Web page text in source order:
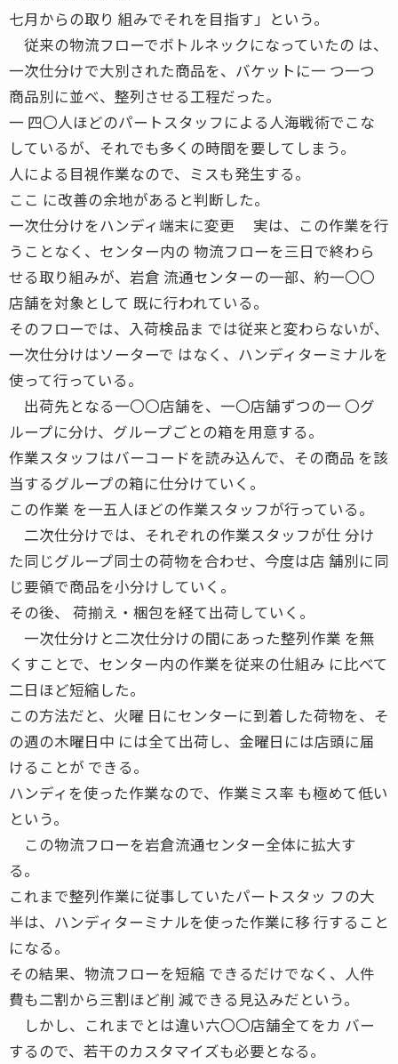
七月からの取り 組みでそれを目指す」という。
従来の物流フローでボトルネックになっていたの は、
一次仕分けで大別された商品を、バケットに一 つ一つ
商品別に並べ、整列させる工程だった。
一 四〇人ほどのパートスタッフによる人海戦術でこな
しているが、それでも多くの時間を要してしまう。
人による目視作業なので、ミスも発生する。
ここ に改善の余地があると判断した。
一次仕分けをハンディ端末に変更 実は、この作業を行
うことなく、センター内の 物流フローを三日で終わら
せる取り組みが、岩倉 流通センターの一部、約一〇〇
店舗を対象として 既に行われている。
そのフローでは、入荷検品ま では従来と変わらないが、
一次仕分けはソーターで はなく、ハンディターミナルを
使って行っている。
出荷先となる一〇〇店舗を、一〇店舗ずつの一 〇グ
ループに分け、グループごとの箱を用意する。
作業スタッフはバーコードを読み込んで、その商品 を該
当するグループの箱に仕分けていく。
この作業 を一五人ほどの作業スタッフが行っている。
二次仕分けでは、それぞれの作業スタッフが仕 分け
た同じグループ同士の荷物を合わせ、今度は店 舗別に同
じ要領で商品を小分けしていく。
その後、 荷揃え・梱包を経て出荷していく。
一次仕分けと二次仕分けの間にあった整列作業 を無
くすことで、センター内の作業を従来の仕組み に比べて
二日ほど短縮した。
この方法だと、火曜 日にセンターに到着した荷物を、そ
の週の木曜日中 には全て出荷し、金曜日には店頭に届
けることが できる。
ハンディを使った作業なので、作業ミス率 も極めて低い
という。
この物流フローを岩倉流通センター全体に拡大す
る。
これまで整列作業に従事していたパートスタッ フの大
半は、ハンディターミナルを使った作業に移 行すること
になる。
その結果、物流フローを短縮 できるだけでなく、人件
費も二割から三割ほど削 減できる見込みだという。
しかし、これまでとは違い六〇〇店舗全てをカ バー
するので、若干のカスタマイズも必要となる。